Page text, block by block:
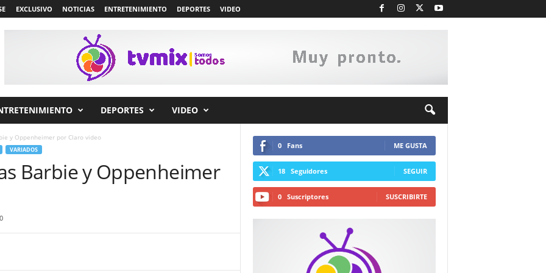
EXCLUSIVO NOTICIAS ENTRETENIMIENTO DEPORTES VIDEO
DEPORTES VIDEO
y Oppenheimer por Claro video
VARIADOS
Barbie y Oppenheimer
0
0 Fans ME GUSTA
18 Seguidores SEGUIR
0 Suscriptores SUSCRIBIRTE